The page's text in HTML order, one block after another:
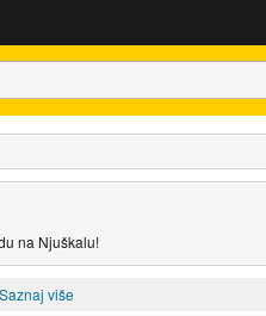
na Njuškalu!
Saznaj više